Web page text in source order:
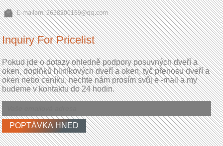
E-mailem:2658200169@qq.com
Inquiry For Pricelist
Pokud jde o dotazy ohledně podpory posuvných dveří a
oken, doplňků hliníkových dveří a oken, tyč přenosu dveří a
oken nebo ceníku, nechte nám prosím svůj e -mail a my
budeme v kontaktu do 24 hodin.